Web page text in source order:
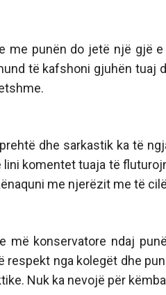
me punën do jetë një gjë
të kafshoni gjuhën tuaj
dhe sarkastik ka të
lini komentet tuaja të
me njerëzit me të
më konservatore ndaj
respekt nga kolegët dhe
Nuk ka nevojë për